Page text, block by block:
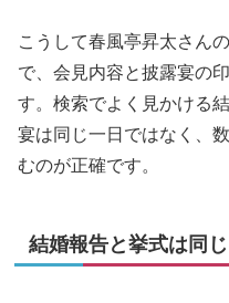
こうして春風亭昇太さん
で、会見内容と披露宴の
す。検索でよく見かける
宴は同じ一日ではなく、
むのが正確です。
結婚報告と挙式は同